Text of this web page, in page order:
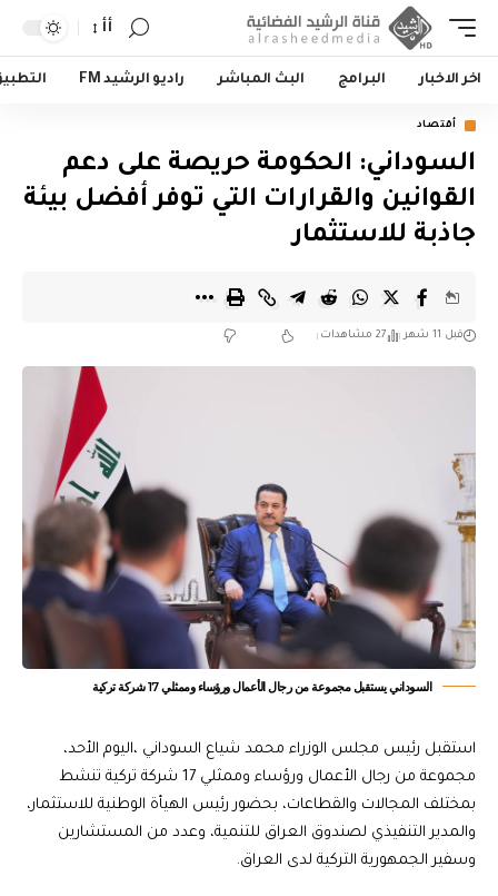
أأ
اخر الاخبار البرامج البث المباشر راديو الرشيد FM
أقتصاد
السوداني: الحكومة حريصة على دعم
القوانين والقرارات التي توفر أفضل بيئة
جاذبة للاستثمار
قبل 11 شهر 27 مشاهدات
السوداني يستقبل مجموعة من رجال الأعمال ورؤساء وممثلي 17 شركة تركية
استقبل رئيس مجلس الوزراء محمد شياع السوداني ،اليوم الأحد،
مجموعة من رجال الأعمال ورؤساء وممثلي 17 شركة تركية تنشط
بمختلف المجالات والقطاعات، بحضور رئيس الهيأة الوطنية للاستثمار،
والمدير التنفيذي لصندوق العراق للتنمية، وعدد من المستشارين
وسفير الجمهورية التركية لدى العراق.